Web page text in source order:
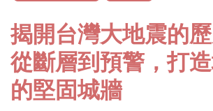
揭開台灣大地震的歷
從斷層到預警，打
的堅固城牆